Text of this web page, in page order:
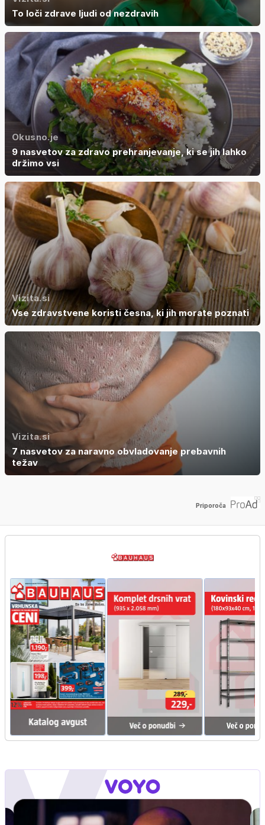
To loči zdrave ljudi od nezdravih
Okusno.je
9 nasvetov za zdravo prehranjevanje, ki se jih lahko
držimo vsi
Vizita.si
Vse zdravstvene koristi česna, ki jih morate poznati
Vizita.si
7 nasvetov za naravno obvladovanje prebavnih
težav
Priporoča